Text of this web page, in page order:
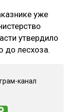
уже
утвердило
до лесхоза.
канал